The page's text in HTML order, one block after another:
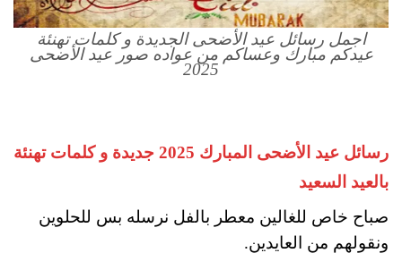
اجمل رسائل عيد الأضحى الجديدة و كلمات تهنئة
عيدكم مبارك وعساكم من عواده صور عيد الأضحى
2025
رسائل عيد الأضحى المبارك 2025 جديدة و كلمات تهنئة
بالعيد السعيد
صباح خاص للغالين معطر بالفل نرسله بس للحلوين
ونقولهم من العايدين.